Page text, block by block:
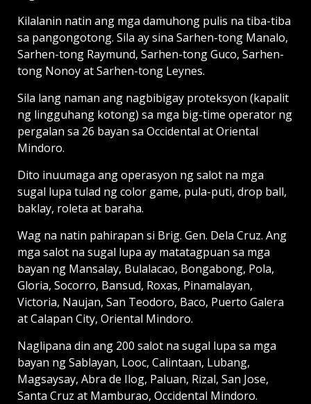
Kilalanin natin ang mga damuhong pulis na tiba-tiba
sa pangongotong. Sila ay sina Sarhen-tong Manalo,
Sarhen-tong Raymund, Sarhen-tong Guco, Sarhen-
tong Nonoy at Sarhen-tong Leynes.
Sila lang naman ang nagbibigay proteksyon (kapalit
ng lingguhang kotong) sa mga big-time operator ng
pergalan sa 26 bayan sa Occidental at Oriental
Mindoro.
Dito inuumaga ang operasyon ng salot na mga
sugal lupa tulad ng color game, pula-puti, drop ball,
baklay, roleta at baraha.
Wag na natin pahirapan si Brig. Gen. Dela Cruz. Ang
mga salot na sugal lupa ay matatagpuan sa mga
bayan ng Mansalay, Bulalacao, Bongabong, Pola,
Gloria, Socorro, Bansud, Roxas, Pinamalayan,
Victoria, Naujan, San Teodoro, Baco, Puerto Galera
at Calapan City, Oriental Mindoro.
Naglipana din ang 200 salot na sugal lupa sa mga
bayan ng Sablayan, Looc, Calintaan, Lubang,
Magsaysay, Abra de Ilog, Paluan, Rizal, San Jose,
Santa Cruz at Mamburao, Occidental Mindoro.